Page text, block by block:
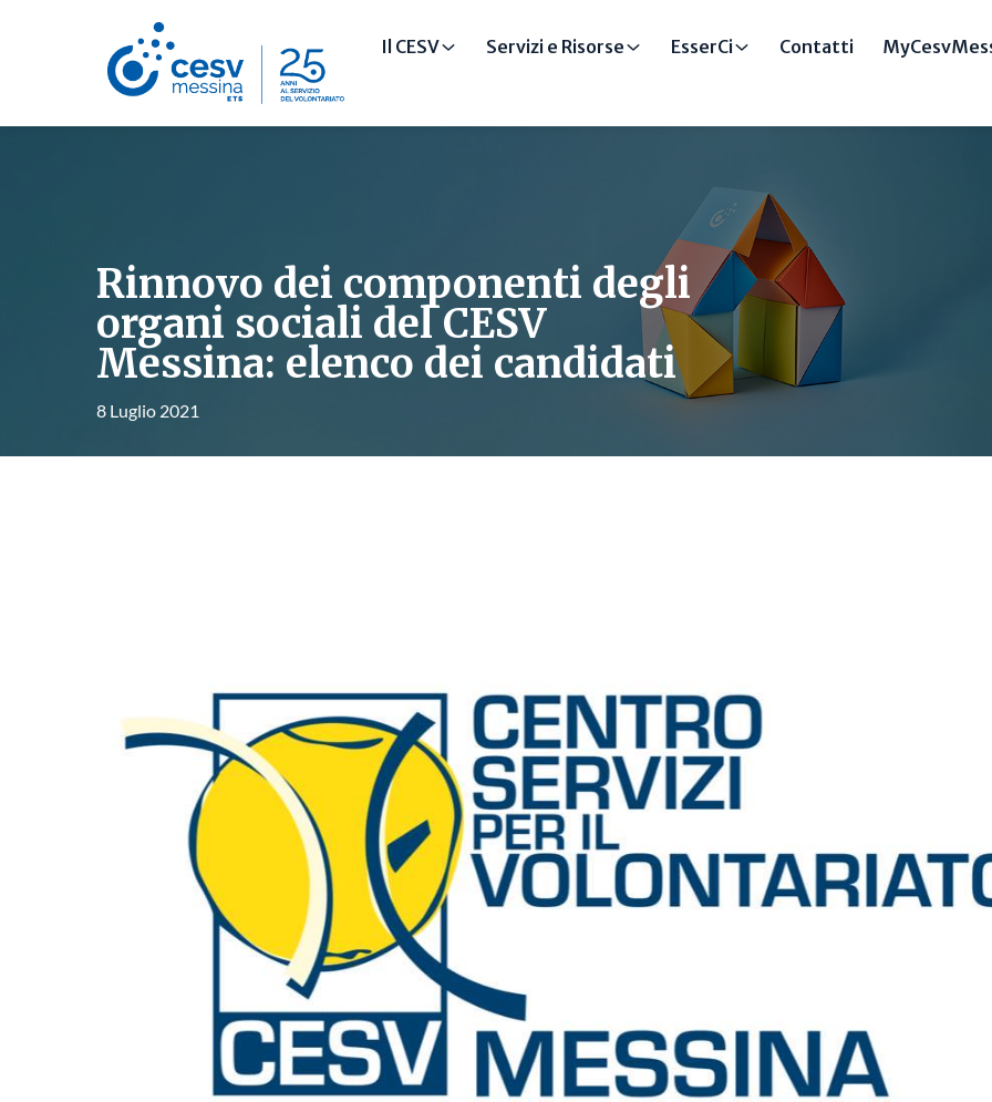
Il CESV Servizi e Risorse EsserCi Contatti
Rinnovo dei componenti degli
organi sociali del CESV
Messina: elenco dei candidati
8 Luglio 2021